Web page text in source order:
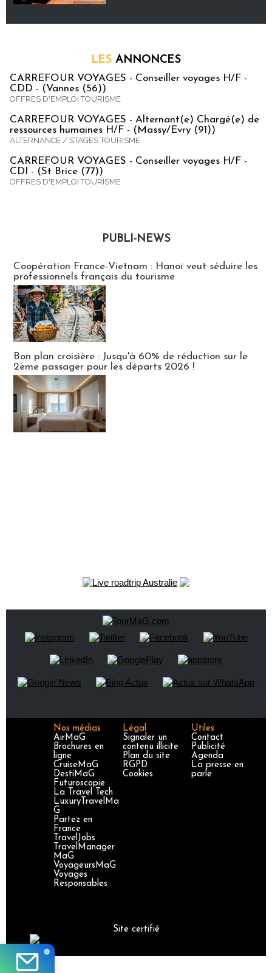
LES ANNONCES
CARREFOUR VOYAGES - Conseiller voyages H/F -
CDD - (Vannes (56))
OFFRES D'EMPLOI TOURISME
CARREFOUR VOYAGES - Alternant(e) Chargé(e) de
ressources humaines H/F - (Massy/Evry (91))
ALTERNANCE / STAGES TOURISME
CARREFOUR VOYAGES - Conseiller voyages H/F -
CDI - (St Brice (77))
OFFRES D'EMPLOI TOURISME
PUBLI-NEWS
Coopération France-Vietnam : Hanoï veut séduire les
professionnels français du tourisme
Bon plan croisière : Jusqu'à 60% de réduction sur le
2ème passager pour les départs 2026 !
Nos médias
AirMaG
Brochures en
ligne
CruiseMaG
DestiMaG
Futuroscopie
La Travel Tech
LuxuryTravelMa
G
Partez en
France
TravelJobs
TravelManager
MaG
VoyageursMaG
Voyages
Responsables
Légal
Signaler un
contenu illicite
Plan du site
RGPD
Cookies
Utiles
Contact
Publicité
Agenda
La presse en
parle
Site certifié